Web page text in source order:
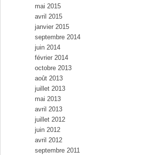
mai 2015
avril 2015
janvier 2015
septembre 2014
juin 2014
février 2014
octobre 2013
août 2013
juillet 2013
mai 2013
avril 2013
juillet 2012
juin 2012
avril 2012
septembre 2011